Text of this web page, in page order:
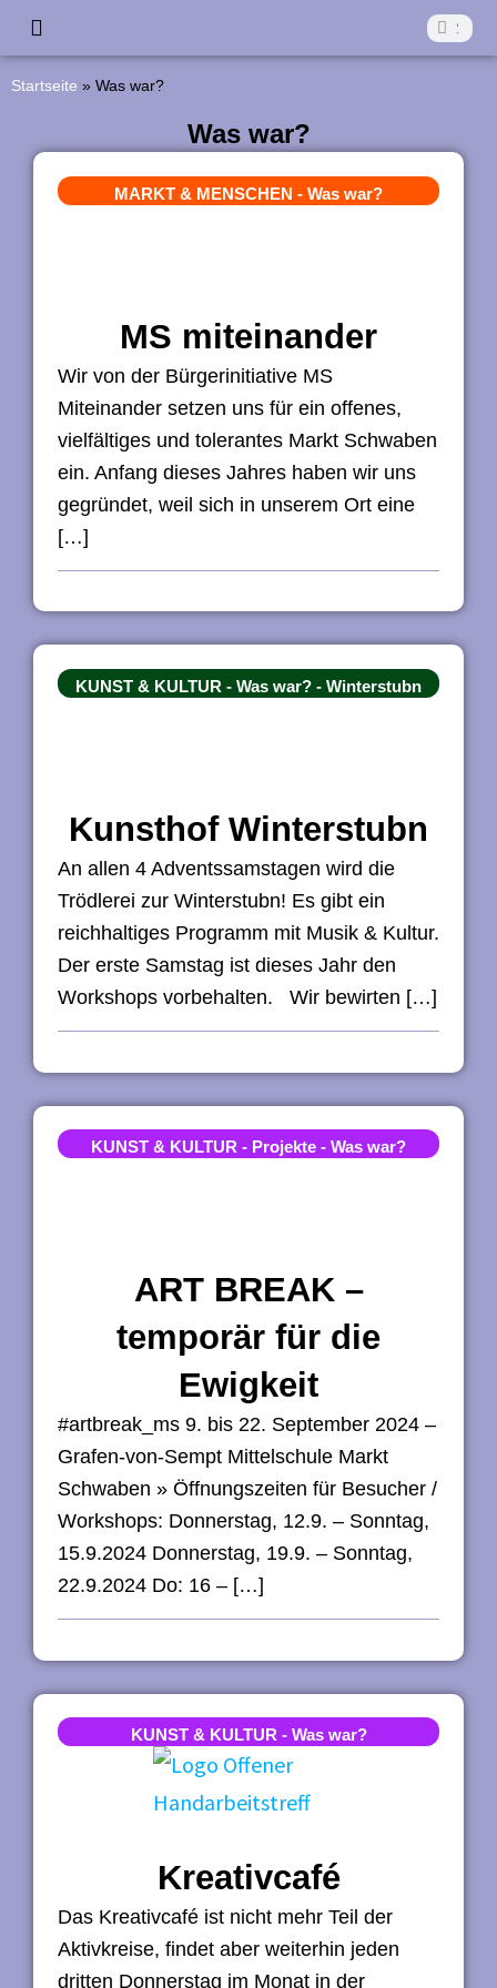
u
m
Suche
Suche
Startseite » Was war?
Was war?
MS miteinander
Wir von der Bürgerinitiative MS
Miteinander setzen uns für ein offenes,
vielfältiges und tolerantes Markt Schwaben
ein. Anfang dieses Jahres haben wir uns
gegründet, weil sich in unserem Ort eine
[…]
MARKT & MENSCHEN - Was war?
Kunsthof Winterstubn
An allen 4 Adventssamstagen wird die
Trödlerei zur Winterstubn! Es gibt ein
reichhaltiges Programm mit Musik & Kultur.
Der erste Samstag ist dieses Jahr den
Workshops vorbehalten. Wir bewirten […]
KUNST & KULTUR - Was war? - Winterstubn
ART BREAK –
temporär für die
Ewigkeit​
#artbreak_ms 9. bis 22. September 2024 –
Grafen-von-Sempt Mittelschule Markt
Schwaben » Öffnungszeiten für Besucher /
Workshops: Donnerstag, 12.9. – Sonntag,
15.9.2024 Donnerstag, 19.9. – Sonntag,
22.9.2024 Do: 16 – […]
KUNST & KULTUR - Projekte - Was war?
Kreativcafé
Das Kreativcafé ist nicht mehr Teil der
Aktivkreise, findet aber weiterhin jeden
dritten Donnerstag im Monat in der
KUNST & KULTUR - Was war?